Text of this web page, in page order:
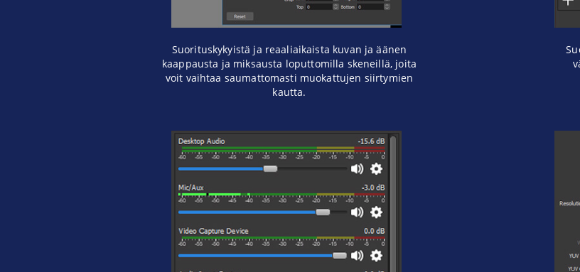
Suorituskykyistä ja reaaliaikaista kuvan ja äänen
kaappausta ja miksausta loputtomilla skeneillä, joita
voit vaihtaa saumattomasti muokattujen siirtymien
kautta.